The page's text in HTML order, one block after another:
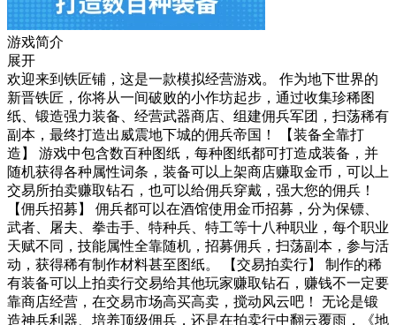
游戏简介
展开
欢迎来到铁匠铺，这是一款模拟经营游戏。 作为地下世界的
新晋铁匠，你将从一间破败的小作坊起步，通过收集珍稀图
纸、锻造强力装备、经营武器商店、组建佣兵军团，扫荡稀有
副本，最终打造出威震地下城的佣兵帝国！ 【装备全靠打
造】 游戏中包含数百种图纸，每种图纸都可打造成装备，并
随机获得各种属性词条，装备可以上架商店赚取金币，可以上
交易所拍卖赚取钻石，也可以给佣兵穿戴，强大您的佣兵！
【佣兵招募】 佣兵都可以在酒馆使用金币招募，分为保镖、
武者、屠夫、拳击手、特种兵、特工等十八种职业，每个职业
天赋不同，技能属性全靠随机，招募佣兵，扫荡副本，参与活
动，获得稀有制作材料甚至图纸。 【交易拍卖行】 制作的稀
有装备可以上拍卖行交易给其他玩家赚取钻石，赚钱不一定要
靠商店经营，在交易市场高买高卖，搅动风云吧！ 无论是锻
造神兵利器、培养顶级佣兵，还是在拍卖行中翻云覆雨，《地